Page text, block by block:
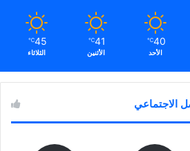
40
℃
الأحد
41
℃
الأثنين
45
℃
الثلاثاء
الاجتماعي